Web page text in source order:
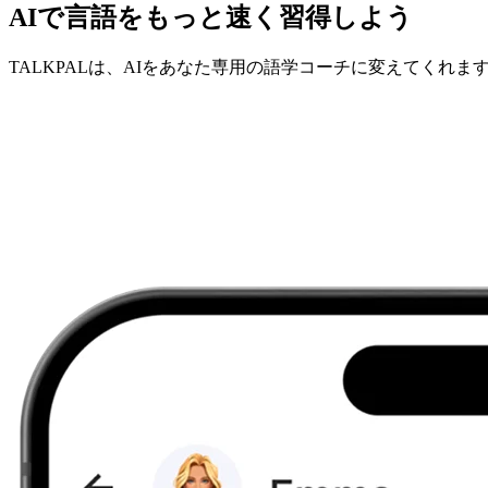
AIで言語をもっと速く習得しよう
TALKPALは、AIをあなた専用の語学コーチに変えてくれま